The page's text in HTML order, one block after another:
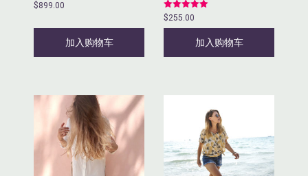
$899.00
加入购物车
评分
5.00
$255.00
加入购物车
本
产
品
有
多